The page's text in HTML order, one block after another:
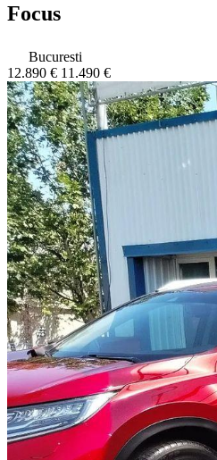
Focus
Bucuresti
12.890 € 11.490 €